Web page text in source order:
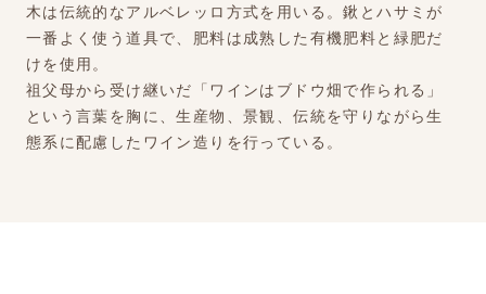
木は伝統的なアルベレッロ方式を用いる。鍬とハサミが
一番よく使う道具で、肥料は成熟した有機肥料と緑肥だ
けを使用。
祖父母から受け継いだ「ワインはブドウ畑で作られる」
という言葉を胸に、生産物、景観、伝統を守りながら生
態系に配慮したワイン造りを行っている。